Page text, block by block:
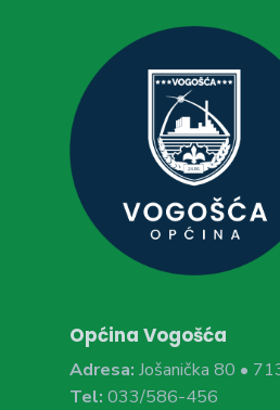
Općina Vogošća
Adresa: Jošanička 80 •
Tel: 033/586-456